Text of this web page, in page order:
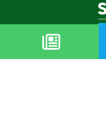
Autorizzazione del